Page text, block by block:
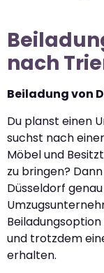
nach
Beiladung von
Du planst einen
suchst nach
Möbel und
zu bringen?
Düsseldorf
und trotzdem
erhalten.